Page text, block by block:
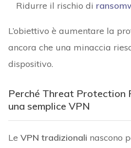
Ridurre il rischio di
L’obiettivo è aumentare la
ancora che una minaccia
dispositivo.
Perché Threat
una semplice VPN
LeVPN tradizionali nascono